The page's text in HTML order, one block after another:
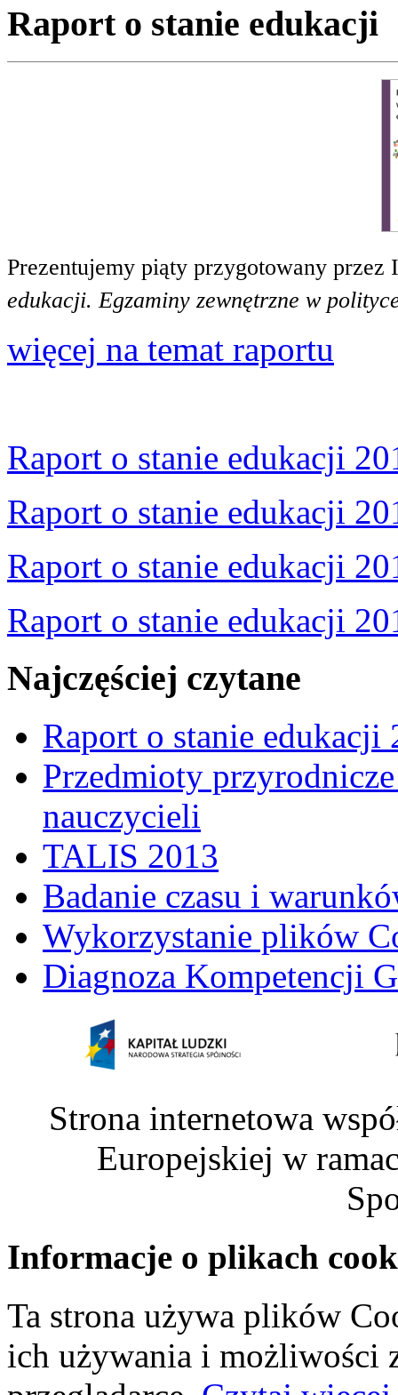
Raport o stanie edukacji
Prezentujemy piąty przygotowany
edukacji. Egzaminy zewnętrzne w
więcej na temat raportu
Raport o stanie edukacji
Raport o stanie edukacji
Raport o stanie edukacji
Raport o stanie edukacji
Najczęściej czytane
Raport o stanie edukacji
Przedmioty
nauczycieli
TALIS 2013
Badanie czasu i
Wykorzystanie plików
Diagnoza Kompetencji
Strona internetowa
Europejskiej w
Informacje o plikach
Ta strona używa plików
ich używania i możliwości